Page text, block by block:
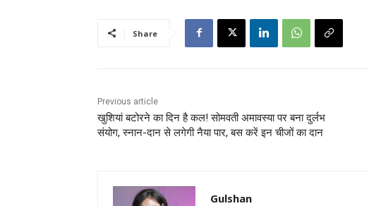
Share
Previous article
खुशियां बटोरने का दिन है कल! सोमवती अमावस्या पर बना दुर्लभ
संयोग, स्नान-दान से लगेगी नैया पार, बस करें इन चीजों का दान
Gulshan